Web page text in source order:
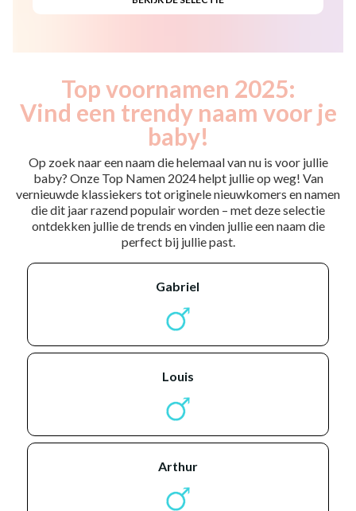
Top voornamen 2025:
Vind een trendy naam voor je
baby!
Op zoek naar een naam die helemaal van nu is voor jullie
baby? Onze Top Namen 2024 helpt jullie op weg! Van
vernieuwde klassiekers tot originele nieuwkomers en namen
die dit jaar razend populair worden – met deze selectie
ontdekken jullie de trends en vinden jullie een naam die
perfect bij jullie past.
gabriel
louis
arthur